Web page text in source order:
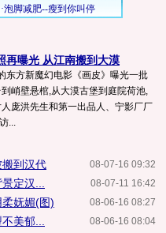
再曝光 从江南搬到大漠
东方新魔幻电影《画皮》曝光一批
峭壁悬棺,从大漠古堡到庭院荷池,
庞洪先生和第一出品人、宁影厂厂
...
08-07-16 09:32
搬到汉代
08-07-11 16:42
定汉...
08-06-16 08:27
柔妩媚(图)
08-06-16 08:04
美郁...